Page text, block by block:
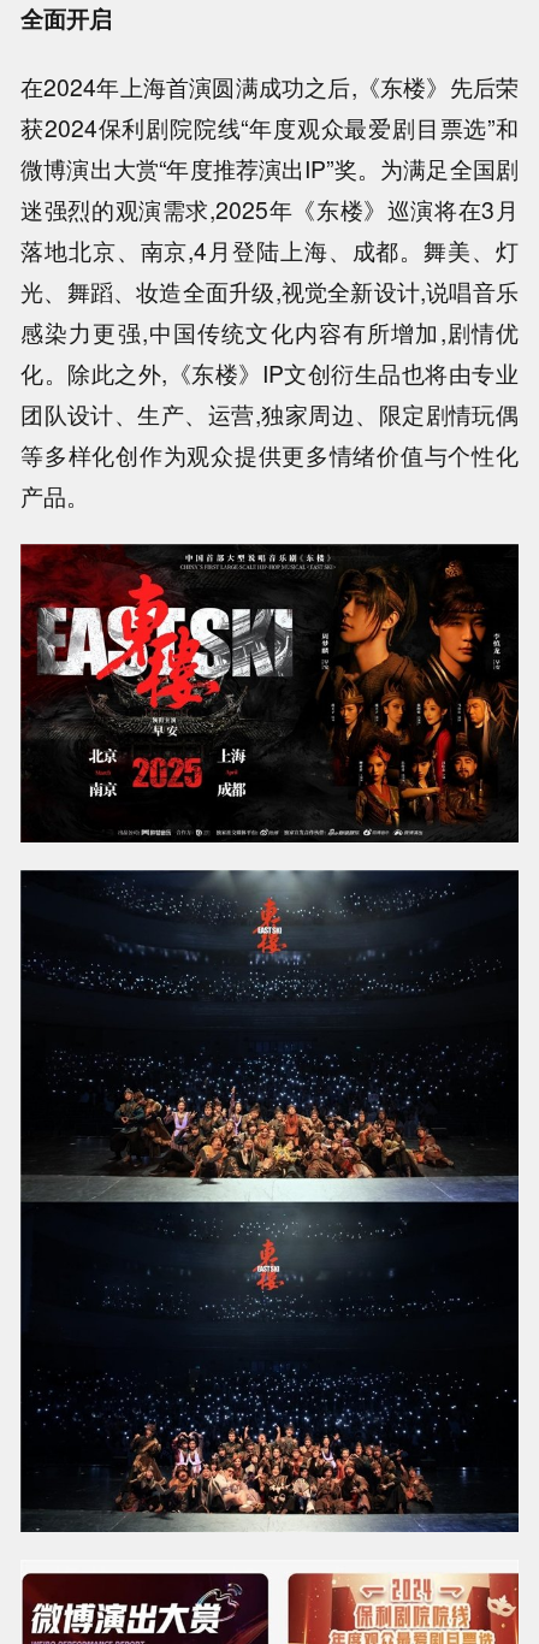
全面开启
在2024年上海首演圆满成功之后,《东楼》先后荣
获2024保利剧院院线“年度观众最爱剧目票选”和
微博演出大赏“年度推荐演出IP”奖。为满足全国剧
迷强烈的观演需求,2025年《东楼》巡演将在3月
落地北京、南京,4月登陆上海、成都。舞美、灯
光、舞蹈、妆造全面升级,视觉全新设计,说唱音乐
感染力更强,中国传统文化内容有所增加,剧情优
化。除此之外,《东楼》IP文创衍生品也将由专业
团队设计、生产、运营,独家周边、限定剧情玩偶
等多样化创作为观众提供更多情绪价值与个性化
产品。